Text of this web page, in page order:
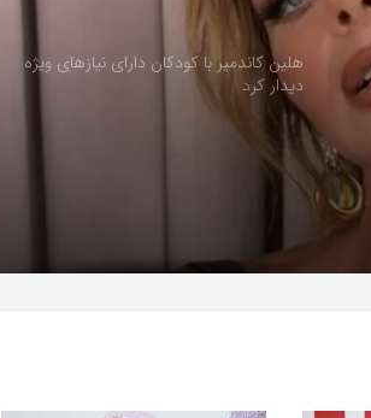
هلین کاندمیر با کودکان دارای نیازهای ویژه
دیدار کرد